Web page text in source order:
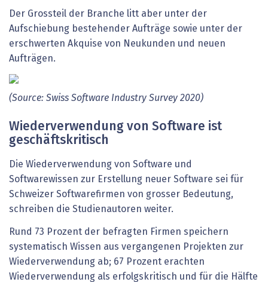
Der Grossteil der Branche litt aber unter der
Aufschiebung bestehender Aufträge sowie unter der
erschwerten Akquise von Neukunden und neuen
Aufträgen.
(Source: Swiss Software Industry Survey 2020)
Wiederverwendung von Software ist
geschäftskritisch
Die Wiederverwendung von Software und
Softwarewissen zur Erstellung neuer Software sei für
Schweizer Softwarefirmen von grosser Bedeutung,
schreiben die Studienautoren weiter.
Rund 73 Prozent der befragten Firmen speichern
systematisch Wissen aus vergangenen Projekten zur
Wiederverwendung ab; 67 Prozent erachten
Wiederverwendung als erfolgskritisch und für die Hälfte